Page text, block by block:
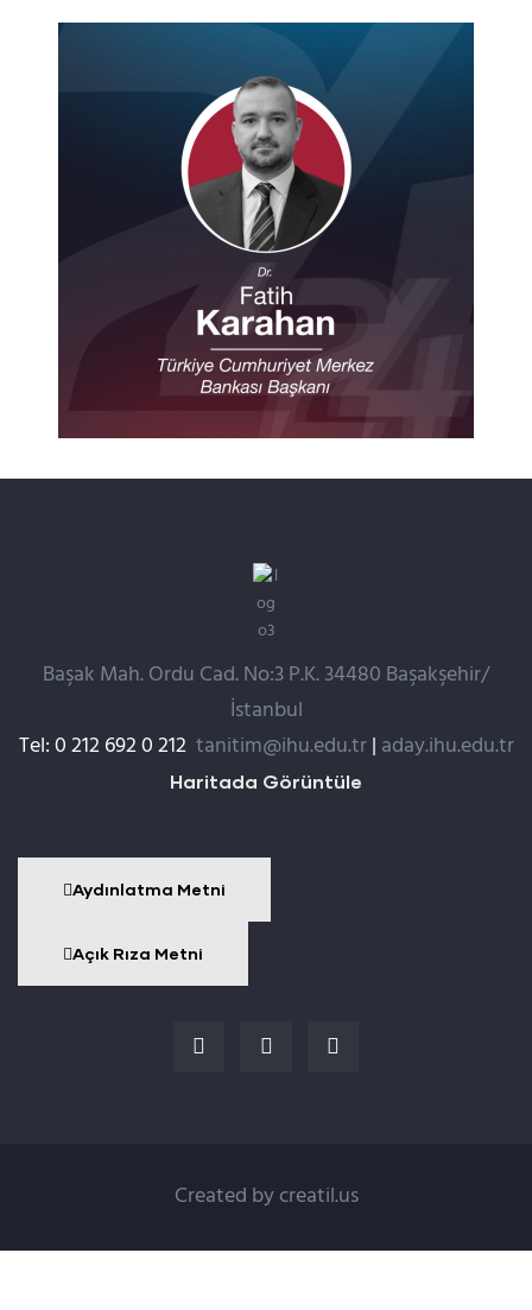
Başak Mah. Ordu Cad. No:3 P.K. 34480 Başakşehir/
İstanbul
Tel: 0 212 692 0 212 tanitim@ihu.edu.tr| aday.ihu.edu.tr
Haritada Görüntüle
Aydınlatma Metni
Açık Rıza Metni
Created bycreatil.us